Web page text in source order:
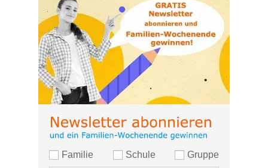
Familie Schule Gruppe